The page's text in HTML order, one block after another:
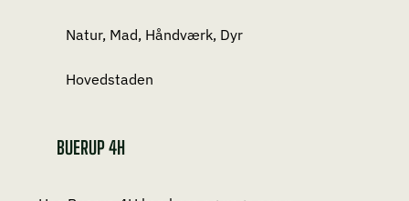
Natur, Mad, Håndværk, Dyr
Hovedstaden
BUERUP 4H